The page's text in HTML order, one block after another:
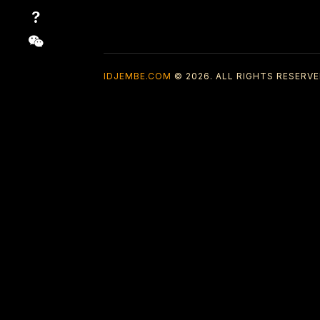
IDJEMBE.COM © 2026. ALL RIGHTS